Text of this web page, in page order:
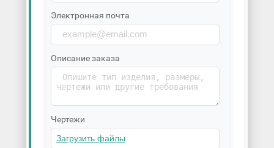
Электронная почта
Описание заказа
Чертежи